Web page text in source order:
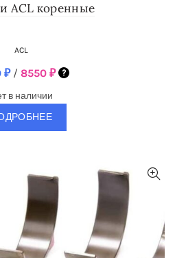
ACL коренные
ACL
₽ / 8550 ₽
в наличии